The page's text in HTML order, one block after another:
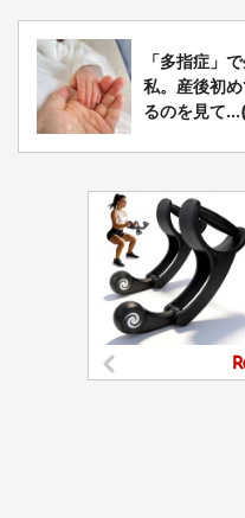
「多指症」
私。産後初
るのを見て